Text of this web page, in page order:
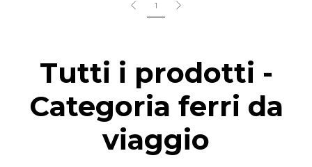
1
Tutti i prodotti -
Categoria ferri da
viaggio